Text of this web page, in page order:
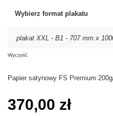
Wybierz format plakatu
Wyczyść
Papier satynowy FS Premium
370,00 zł